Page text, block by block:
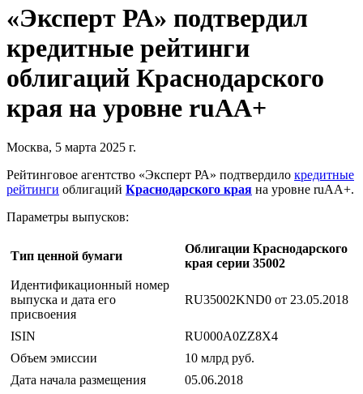
«Эксперт РА» подтвердил
кредитные рейтинги
облигаций Краснодарского
края на уровне ruAA+
Москва, 5 марта 2025 г.
Рейтинговое агентство «Эксперт РА» подтвердило кредитные
рейтинги облигаций Краснодарского края на уровне ruAA+.
Параметры выпусков:
Тип ценной бумаги
Облигации Краснодарского
края серии 35002
Идентификационный номер
выпуска и дата его
присвоения
RU35002KND0 от 23.05.2018
ISIN
RU000A0ZZ8X4
Объем эмиссии
10 млрд руб.
Дата начала размещения
05.06.2018